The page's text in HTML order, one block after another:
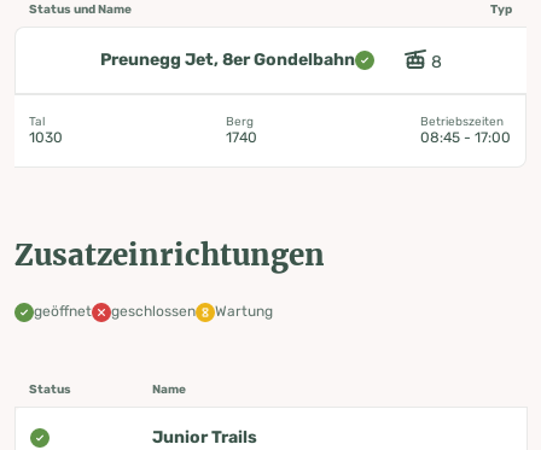
Status und Name Typ
Preunegg Jet, 8er Gondelbahn 8
Tal
1030
Berg
1740
Betriebszeiten
08:45 - 17:00
Zusatzeinrichtungen
geöffnet geschlossen Wartung
Status Name
Junior Trails